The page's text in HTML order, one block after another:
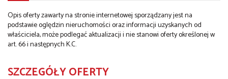
Opis oferty zawarty na stronie internetowej sporządzany jest na
podstawie oględzin nieruchomości oraz informacji uzyskanych od
właściciela, może podlegać aktualizacji i nie stanowi oferty określonej w
art. 66 i następnych K.C.
SZCZEGÓŁY OFERTY